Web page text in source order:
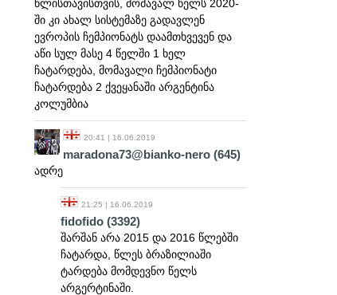
წლისთავისთვის, მომავალ წელს 2020-
ში კი ახალ სისტემაზე გადავლენ
ევროპის ჩემპიონატს დაამთხვევენ და
აწი სულ მასე 4 წელში 1 ხელ
ჩატარდება, მომავალი ჩემპიონატი
ჩატარდება 2 ქვეყანაში არგენტინა
კოლუმბია
20:41 | 16.06.2019
maradona73@bianko-nero (645)
ადრე
21:25 | 16.06.2019
fidofido (3392)
შარშან არა 2015 და 2016 წლებში
ჩატარდა, წლეს ბრაზილიაში
ტარდება მომდევნო წელს
არგერტინაში.